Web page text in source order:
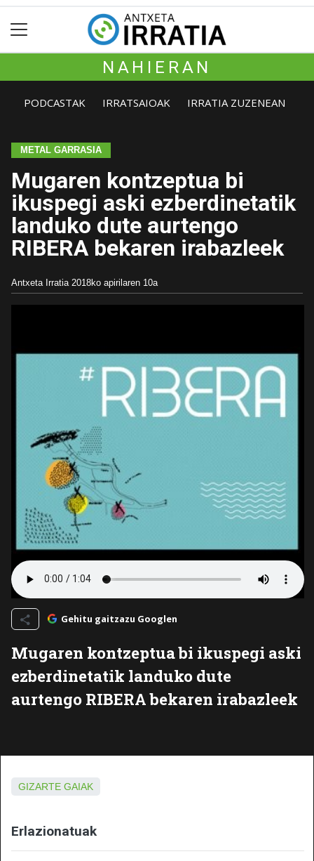
NAHIERAN
PODCASTAK IRRATSAIOAK IRRATIA ZUZENEAN
METAL GARRASIA
Mugaren kontzeptua bi
ikuspegi aski ezberdinetatik
landuko dute aurtengo
RIBERA bekaren irabazleek
Antxeta Irratia 2018ko apirilaren 10a
Gehitu gaitzazu Googlen
Mugaren kontzeptua bi ikuspegi aski
ezberdinetatik landuko dute
aurtengo RIBERA bekaren irabazleek
GIZARTE GAIAK
Erlazionatuak